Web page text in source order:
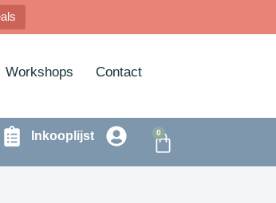
Workshops Contact
Inkooplijst 0